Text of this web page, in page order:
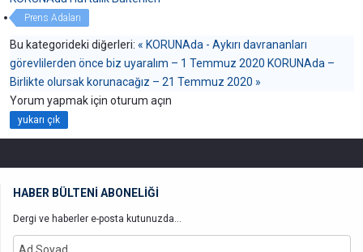
Prens Adaları
Bu kategorideki diğerleri: « KORUNAda - Aykırı davrananları
görevlilerden önce biz uyaralım – 1 Temmuz 2020 KORUNAda –
Birlikte olursak korunacağız – 21 Temmuz 2020 »
Yorum yapmak için oturum açın
yukarı çık
HABER BÜLTENİ ABONELİĞİ
Dergi ve haberler e-posta kutunuzda...